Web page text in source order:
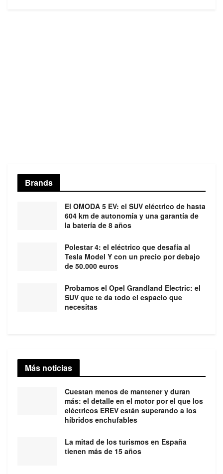
Brands
El OMODA 5 EV: el SUV eléctrico de hasta
604 km de autonomía y una garantía de
la batería de 8 años
Polestar 4: el eléctrico que desafía al
Tesla Model Y con un precio por debajo
de 50.000 euros
Probamos el Opel Grandland Electric: el
SUV que te da todo el espacio que
necesitas
Más noticias
Cuestan menos de mantener y duran
más: el detalle en el motor por el que los
eléctricos EREV están superando a los
híbridos enchufables
La mitad de los turismos en España
tienen más de 15 años